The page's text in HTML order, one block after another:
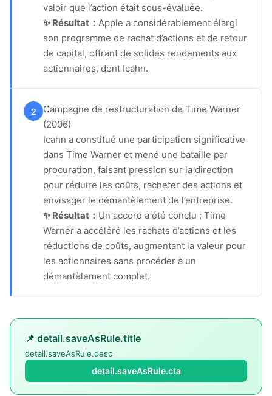
valoir que l’action était sous-évaluée.
✨ Résultat： Apple a considérablement élargi
son programme de rachat d’actions et de retour
de capital, offrant de solides rendements aux
actionnaires, dont Icahn.
2
Campagne de restructuration de Time Warner
(2006)
Icahn a constitué une participation significative
dans Time Warner et mené une bataille par
procuration, faisant pression sur la direction
pour réduire les coûts, racheter des actions et
envisager le démantèlement de l’entreprise.
✨ Résultat： Un accord a été conclu ; Time
Warner a accéléré les rachats d’actions et les
réductions de coûts, augmentant la valeur pour
les actionnaires sans procéder à un
démantèlement complet.
📌 detail.saveAsRule.title
detail.saveAsRule.desc
detail.saveAsRule.cta